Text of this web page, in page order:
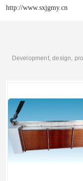
http://www.sxjgmy.cn
Development, design,